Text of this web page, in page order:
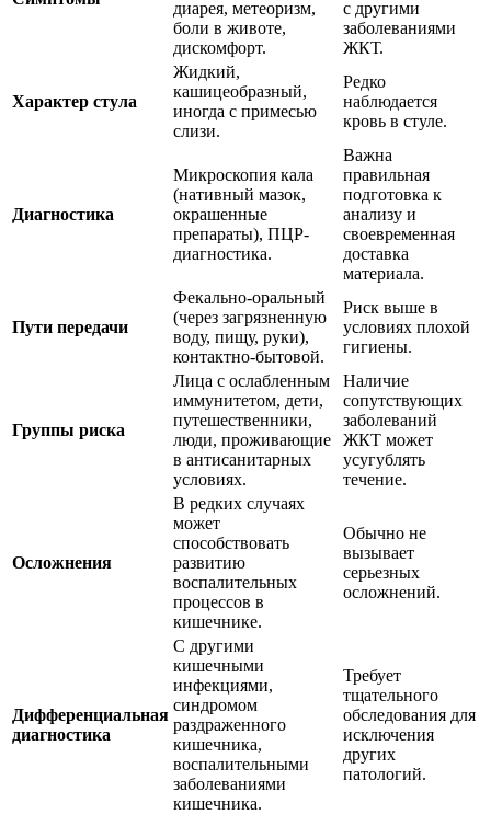
диарея, метеоризм,
боли в животе,
дискомфорт.
с другими
заболеваниями
ЖКТ.
Характер стула
Жидкий,
кашицеобразный,
иногда с примесью
слизи.
Редко
наблюдается
кровь в стуле.
Диагностика
Микроскопия кала
(нативный мазок,
окрашенные
препараты), ПЦР-
диагностика.
Важна
правильная
подготовка к
анализу и
своевременная
доставка
материала.
Пути передачи
Фекально-оральный
(через загрязненную
воду, пищу, руки),
контактно-бытовой.
Риск выше в
условиях плохой
гигиены.
Группы риска
Лица с ослабленным
иммунитетом, дети,
путешественники,
люди, проживающие
в антисанитарных
условиях.
Наличие
сопутствующих
заболеваний
ЖКТ может
усугублять
течение.
Осложнения
В редких случаях
может
способствовать
развитию
воспалительных
процессов в
кишечнике.
Обычно не
вызывает
серьезных
осложнений.
Дифференциальная
диагностика
С другими
кишечными
инфекциями,
синдромом
раздраженного
кишечника,
воспалительными
заболеваниями
кишечника.
Требует
тщательного
обследования для
исключения
других
патологий.